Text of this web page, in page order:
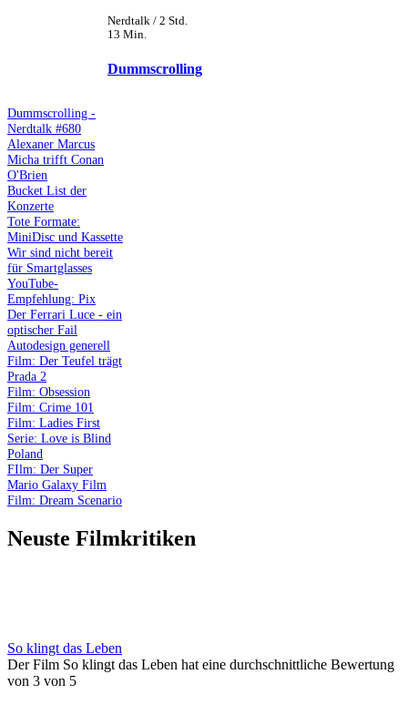
Nerdtalk / 2 Std.
13 Min.
Dummscrolling
Dummscrolling -
Nerdtalk #680
Alexaner Marcus
Micha trifft Conan
O'Brien
Bucket List der
Konzerte
Tote Formate:
MiniDisc und Kassette
Wir sind nicht bereit
für Smartglasses
YouTube-
Empfehlung: Pix
Der Ferrari Luce - ein
optischer Fail
Autodesign generell
Film: Der Teufel trägt
Prada 2
Film: Obsession
Film: Crime 101
Film: Ladies First
Serie: Love is Blind
Poland
FIlm: Der Super
Mario Galaxy Film
Film: Dream Scenario
Neuste Filmkritiken
So klingt das Leben
Der Film So klingt das Leben hat eine durchschnittliche Bewertung
von 3 von 5